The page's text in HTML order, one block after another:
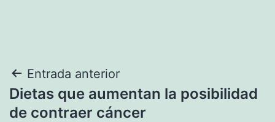
Navegación
de
Entrada anterior
Dietas que aumentan la posibilidad
de contraer cáncer